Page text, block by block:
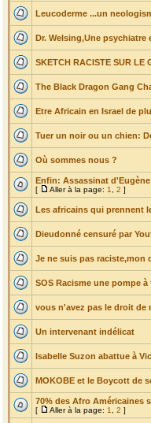
Leucoderme ...un
Dr. Welsing,Une
SKETCH RACISTE SUR LE
The Black Dragon Gang
Etre Africain en Israel de
Tuer un noir ou un chien:
Où sommes nous ?
Enfin: Assassinat
[ Aller à la page: 1 2 ]
Les africains qui prennent
Dieudonné censuré par
Je ne suis pas raciste,mon
SOS Racisme une pompe à
vous n'avez pas le droit de
Un intervenant indélicat
Isabelle Suzon abattue à
MOKOBE et le Boycott de
70% des Afro Américaines
[ Aller à la page: 1 2 ]